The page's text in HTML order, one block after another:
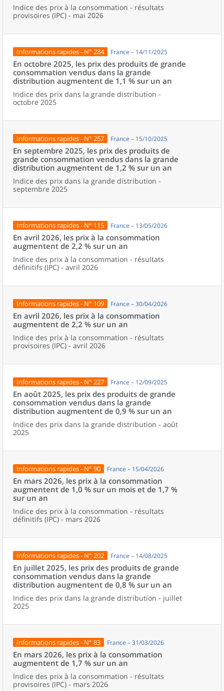
Indice des prix à la consommation - résultats
provisoires (IPC) - mai 2026
Informations rapides - N° 284 France – 14/11/2025
En octobre 2025, les prix des produits de grande
consommation vendus dans la grande
distribution augmentent de 1,1 % sur un an
Indice des prix dans la grande distribution -
octobre 2025
Informations rapides - N° 257 France – 15/10/2025
En septembre 2025, les prix des produits de
grande consommation vendus dans la grande
distribution augmentent de 1,2 % sur un an
Indice des prix dans la grande distribution -
septembre 2025
Informations rapides - N° 115 France – 13/05/2026
En avril 2026, les prix à la consommation
augmentent de 2,2 % sur un an
Indice des prix à la consommation - résultats
définitifs (IPC) - avril 2026
Informations rapides - N° 109 France – 30/04/2026
En avril 2026, les prix à la consommation
augmentent de 2,2 % sur un an
Indice des prix à la consommation - résultats
provisoires (IPC) - avril 2026
Informations rapides - N° 227 France – 12/09/2025
En août 2025, les prix des produits de grande
consommation vendus dans la grande
distribution augmentent de 0,9 % sur un an
Indice des prix dans la grande distribution - août
2025
Informations rapides - N° 90 France – 15/04/2026
En mars 2026, les prix à la consommation
augmentent de 1,0 % sur un mois et de 1,7 %
sur un an
Indice des prix à la consommation - résultats
définitifs (IPC) - mars 2026
Informations rapides - N° 202 France – 14/08/2025
En juillet 2025, les prix des produits de grande
consommation vendus dans la grande
distribution augmentent de 0,8 % sur un an
Indice des prix dans la grande distribution - juillet
2025
Informations rapides - N° 83 France – 31/03/2026
En mars 2026, les prix à la consommation
augmentent de 1,7 % sur un an
Indice des prix à la consommation - résultats
provisoires (IPC) - mars 2026